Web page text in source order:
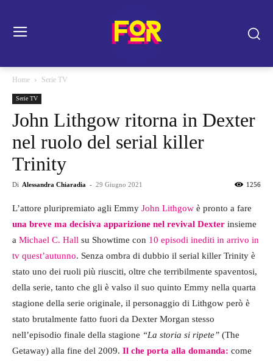
Home Serie TV
Serie TV
John Lithgow ritorna in Dexter
nel ruolo del serial killer
Trinity
Di Alessandra Chiaradia - 29 Giugno 2021 1256
L’attore pluripremiato agli Emmy John Lithgow è pronto a fare
una breve ma decisiva apparizione nel revival Dexter insieme
a Michael C. Hall su Showtime con 10 episodi inediti in arrivo in
tv quest’autunno. Senza ombra di dubbio il serial killer Trinity è
stato uno dei ruoli più riusciti, oltre che terribilmente spaventosi,
della serie, tanto che gli è valso il suo quinto Emmy nella quarta
stagione della serie originale, il personaggio di Lithgow però è
stato brutalmente fatto fuori da Dexter Morgan stesso
nell’episodio finale della stagione “La storia si ripete” (The
Getaway) alla fine del 2009. Il che porta alla domanda: come